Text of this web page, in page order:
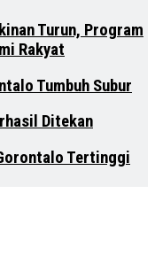
Turun, Program
Rakyat
Tumbuh Subur
Ditekan
Tertinggi